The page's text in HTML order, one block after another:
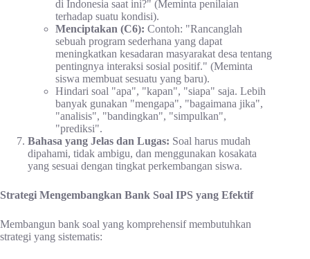
di Indonesia saat ini?" (Meminta penilaian
terhadap suatu kondisi).
Menciptakan (C6): Contoh: "Rancanglah
sebuah program sederhana yang dapat
meningkatkan kesadaran masyarakat desa tentang
pentingnya interaksi sosial positif." (Meminta
siswa membuat sesuatu yang baru).
Hindari soal "apa", "kapan", "siapa" saja. Lebih
banyak gunakan "mengapa", "bagaimana jika",
"analisis", "bandingkan", "simpulkan",
"prediksi".
Bahasa yang Jelas dan Lugas: Soal harus mudah
dipahami, tidak ambigu, dan menggunakan kosakata
yang sesuai dengan tingkat perkembangan siswa.
Strategi Mengembangkan Bank Soal IPS yang Efektif
Membangun bank soal yang komprehensif membutuhkan
strategi yang sistematis: